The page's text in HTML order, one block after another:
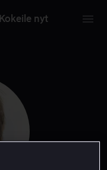
Kokeile nyt